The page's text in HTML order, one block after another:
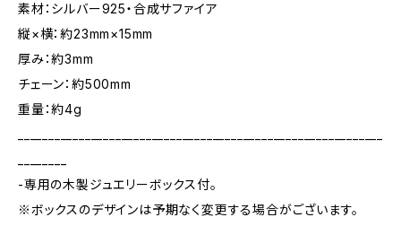
素材：シルバー925・合成サファイア
縦×横：約23mm×15mm
厚み：約3mm
チェーン：約500mm
重量：約4g
-専用の木製ジュエリーボックス付。
※ボックスのデザインは予期なく変更する場合がございます。